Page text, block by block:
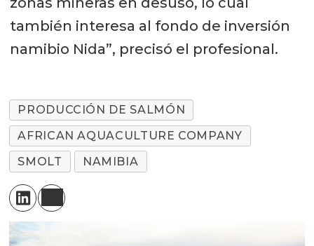
también interesa al fondo de inversión
namibio Nida”, precisó el profesional.
PRODUCCIÓN DE SALMÓN
AFRICAN AQUACULTURE COMPANY
SMOLT
NAMIBIA